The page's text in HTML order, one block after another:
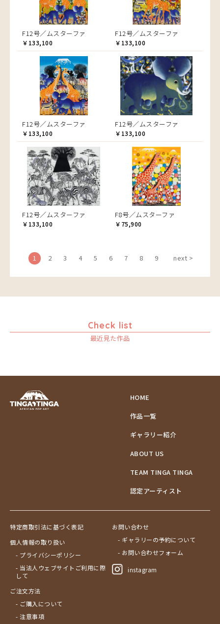
F12号／ムスターファ
￥133,100
F12号／ムスターファ
￥133,100
F12号／ムスターファ
￥133,100
F12号／ムスターファ
￥133,100
F12号／ムスターファ
￥133,100
F8号／ムスターファ
￥75,900
1 2 3 4 5 6 7 8 9 next >
Check list
最近見た作品
HOME
作品一覧
ギャラリー紹介
ABOUT US
TEAM TINGA TINGA
認定アーティスト
特定商取引法に基づく表記
個人情報の取り扱い
- プライバシーポリシー
- 当法人ウェブサイトご利用に際
して
ご注文方法
- ご購入について
- 注意事項
お問い合わせ
- ギャラリーの予約について
- お問い合わせフォーム
instagram